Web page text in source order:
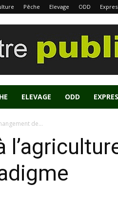
Pêche Elevage ODD
ELEVAGE ODD
de...